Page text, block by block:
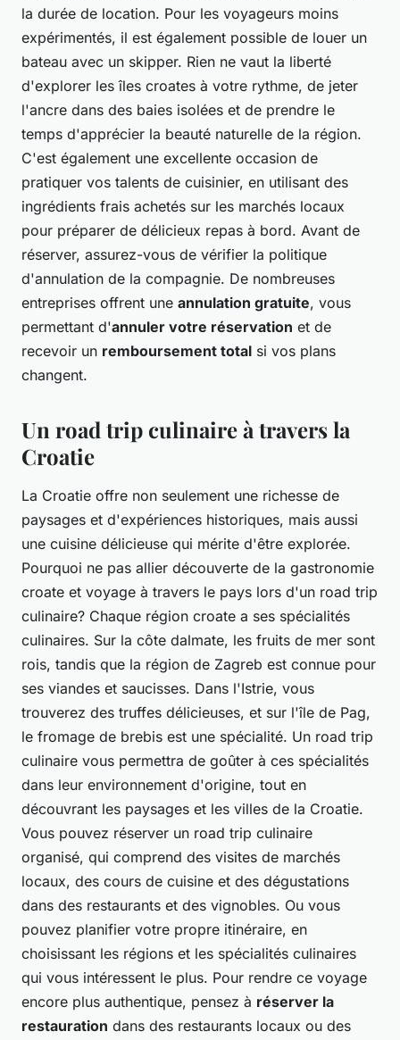
la durée de location. Pour les voyageurs moins
expérimentés, il est également possible de louer un
bateau avec un skipper. Rien ne vaut la liberté
d'explorer les îles croates à votre rythme, de jeter
l'ancre dans des baies isolées et de prendre le
temps d'apprécier la beauté naturelle de la région.
C'est également une excellente occasion de
pratiquer vos talents de cuisinier, en utilisant des
ingrédients frais achetés sur les marchés locaux
pour préparer de délicieux repas à bord. Avant de
réserver, assurez-vous de vérifier la politique
d'annulation de la compagnie. De nombreuses
entreprises offrent une annulation gratuite, vous
permettant d'annuler votre réservation et de
recevoir un remboursement total si vos plans
changent.
Un road trip culinaire à travers la
Croatie
La Croatie offre non seulement une richesse de
paysages et d'expériences historiques, mais aussi
une cuisine délicieuse qui mérite d'être explorée.
Pourquoi ne pas allier découverte de la gastronomie
croate et voyage à travers le pays lors d'un road trip
culinaire? Chaque région croate a ses spécialités
culinaires. Sur la côte dalmate, les fruits de mer sont
rois, tandis que la région de Zagreb est connue pour
ses viandes et saucisses. Dans l'Istrie, vous
trouverez des truffes délicieuses, et sur l'île de Pag,
le fromage de brebis est une spécialité. Un road trip
culinaire vous permettra de goûter à ces spécialités
dans leur environnement d'origine, tout en
découvrant les paysages et les villes de la Croatie.
Vous pouvez réserver un road trip culinaire
organisé, qui comprend des visites de marchés
locaux, des cours de cuisine et des dégustations
dans des restaurants et des vignobles. Ou vous
pouvez planifier votre propre itinéraire, en
choisissant les régions et les spécialités culinaires
qui vous intéressent le plus. Pour rendre ce voyage
encore plus authentique, pensez à réserver la
restauration dans des restaurants locaux ou des